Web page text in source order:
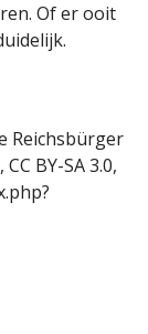
Of er ooit
Reichsbürger
BY-SA 3.0,